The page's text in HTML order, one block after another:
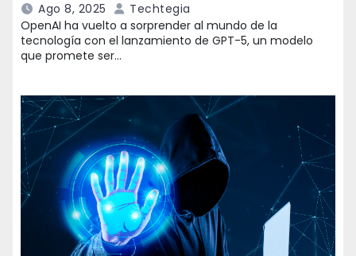
Ago 8, 2025
Techtegia
OpenAI ha vuelto a sorprender al mundo de la
tecnología con el lanzamiento de GPT-5, un modelo
que promete ser…